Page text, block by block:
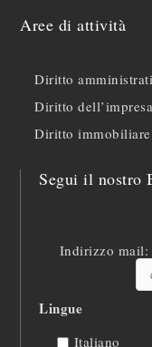
Aree di attività
Diritto
Diritto dell’impresa
Diritto immobiliare
Segui il nostro
Indirizzo mail:
Lingue
Italiano